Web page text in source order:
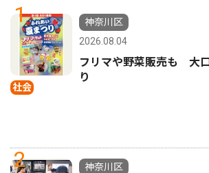
1
社会
神奈川区
2026.08.04
フリマや野菜販売も 大
り
2
神奈川区